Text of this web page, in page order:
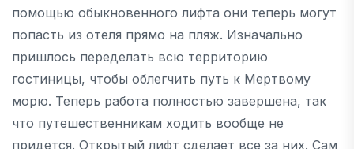
помощью обыкновенного лифта они теперь могут
попасть из отеля прямо на пляж. Изначально
пришлось переделать всю территорию
гостиницы, чтобы облегчить путь к Мертвому
морю. Теперь работа полностью завершена, так
что путешественникам ходить вообще не
придется. Открытый лифт сделает все за них. Сам